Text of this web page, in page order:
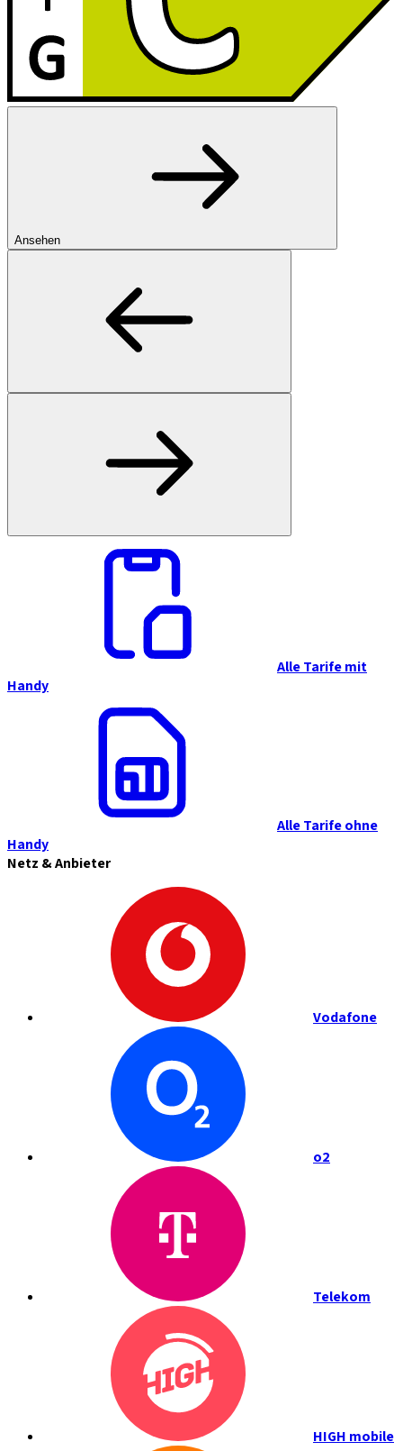
Ansehen
Alle Tarife mit
Handy
Alle Tarife ohne
Handy
Netz & Anbieter
Vodafone
o2
Telekom
HIGH mobile